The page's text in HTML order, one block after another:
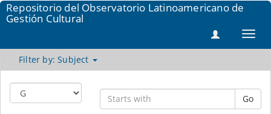
Repositorio del Observatorio Latinoamericano de
Gestión Cultural
Filter by: Subject
Go